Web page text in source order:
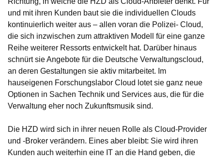
und mit ihren Kunden baut sie die individuellen Clouds
kontinuierlich weiter aus – allen voran die Polizei- Cloud,
die sich inzwischen zum attraktiven Modell für eine ganze
Reihe weiterer Ressorts entwickelt hat. Darüber hinaus
schnürt sie Angebote für die Deutsche Verwaltungscloud,
an deren Gestaltungen sie aktiv mitarbeitet. Im
hauseigenen Forschungslabor Cloud lotet sie ganz neue
Optionen in Sachen Technik und Services aus, die für die
Verwaltung eher noch Zukunftsmusik sind.
Die HZD wird sich in ihrer neuen Rolle als Cloud-Provider
und -Broker verändern. Eines aber bleibt: Sie wird ihren
Kunden auch weiterhin eine IT an die Hand geben, die